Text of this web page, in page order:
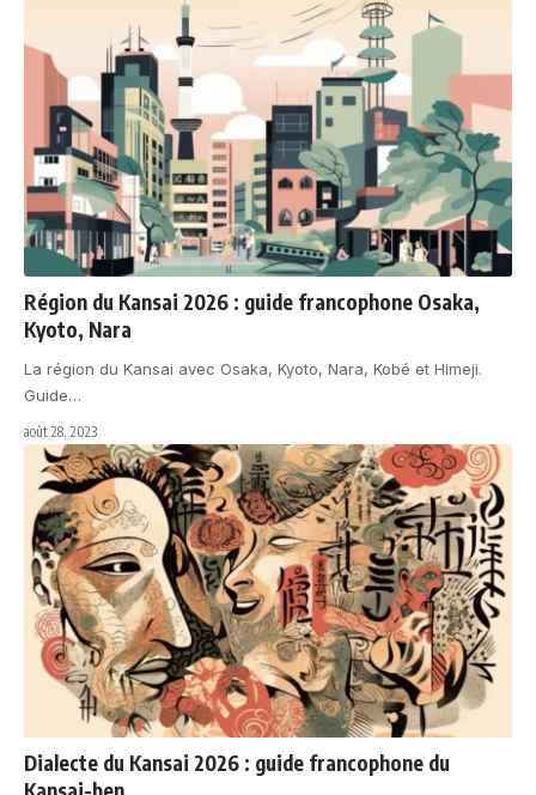
Région du Kansai 2026 : guide francophone Osaka,
Kyoto, Nara
La région du Kansai avec Osaka, Kyoto, Nara, Kobé et Himeji.
Guide…
août 28, 2023
Dialecte du Kansai 2026 : guide francophone du
Kansai-ben